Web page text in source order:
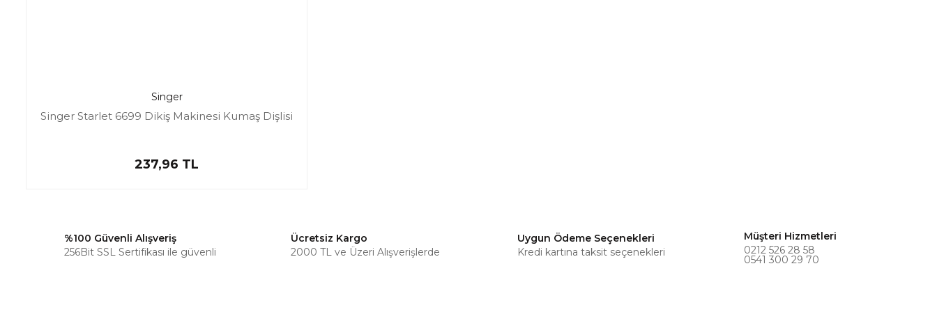
Singer
Singer Starlet 6699 Dikiş Makinesi Kumaş Dişlisi
237,96 TL
%100 Güvenli Alışveriş
256Bit SSL Sertifikası ile güvenli
Ücretsiz Kargo
2000 TL ve Üzeri Alışverişlerde
Uygun Ödeme Seçenekleri
Kredi kartına taksit seçenekleri
Müşteri Hizmetleri
0212 526 28 58
0541 300 29 70